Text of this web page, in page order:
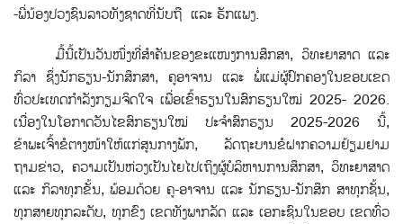
-ພີ່ນ້ອງປວງຊົນລາວທັງຊາດທ່ີນັບຖື ແລະ ຮັກແພງ.
ມື້ນີ້ເປັນວັນໜຶ່ງທີ່ສໍາຄັນຂອງຂະແໜງການສຶກສາ, ວິທະຍາສາດ ແລະ
ກິລາ ຊຶ່ງນັກຮຽນ-ນັກສຶກສາ, ຄູອາຈານ ແລະ ພໍ່ແມ່ຜູ້ປົກຄອງໃນຂອບເຂດ
ທົ່ວປະເທດກຳລັງກຽມຈິດໃຈ ເພື່ອເຂົ້າຮຽນໃນສົກຮຽນໃໝ່ 2025- 2026.
ເນື່ອງໃນໂອກາດວັນໄຂສົກຮຽນໃໝ່ ປະຈໍາສົກຮຽນ 2025-2026 ນີ້,
ຂ້າພະເຈົ້າຂໍຕາງໜ້າໃຫ້ແກ່ສູນກາງພັກ, ລັດຖະບານຂໍຝາກຄວາມຢ້ຽມຢາມ
ຖາມຂ່າວ, ຄວາມເປັນຫ່ວງເປັນໄຍໄປເຖິງຜູ້ບໍລິຫານການສຶກສາ, ວິທະຍາສາດ
ແລະ ກິລາທຸກຂັ້ນ, ພ້ອມດ້ວຍ ຄູ-ອາຈານ ແລະ ນັກຮຽນ-ນັກສຶກ ສາທຸກຊ້ັນ,
ທຸກສາຍທຸກລະດັບ, ທຸກຂົງ ເຂດທັງພາກລັດ ແລະ ເອກະຊົນໃນຂອບ ເຂດທົ່ວ